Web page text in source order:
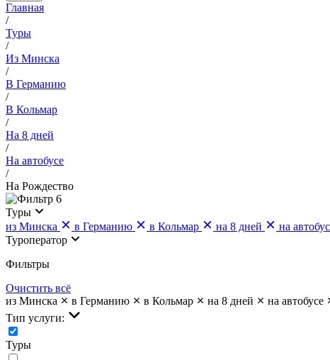
Главная
/
Туры
/
Из Минска
/
В Германию
/
В Кольмар
/
На 8 дней
/
На автобусе
/
На Рождество
6
Туры
из Минска
в Германию в Кольмар на 8 дней на
Туроператор
Фильтры
Очистить всё
из Минска
в Германию в Кольмар на 8 дней на автобусе
Тип услуги:
Туры